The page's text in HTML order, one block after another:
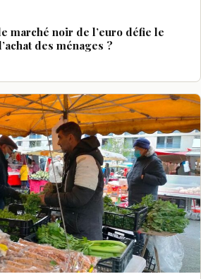
marché noir de l’euro défie le
des ménages ?